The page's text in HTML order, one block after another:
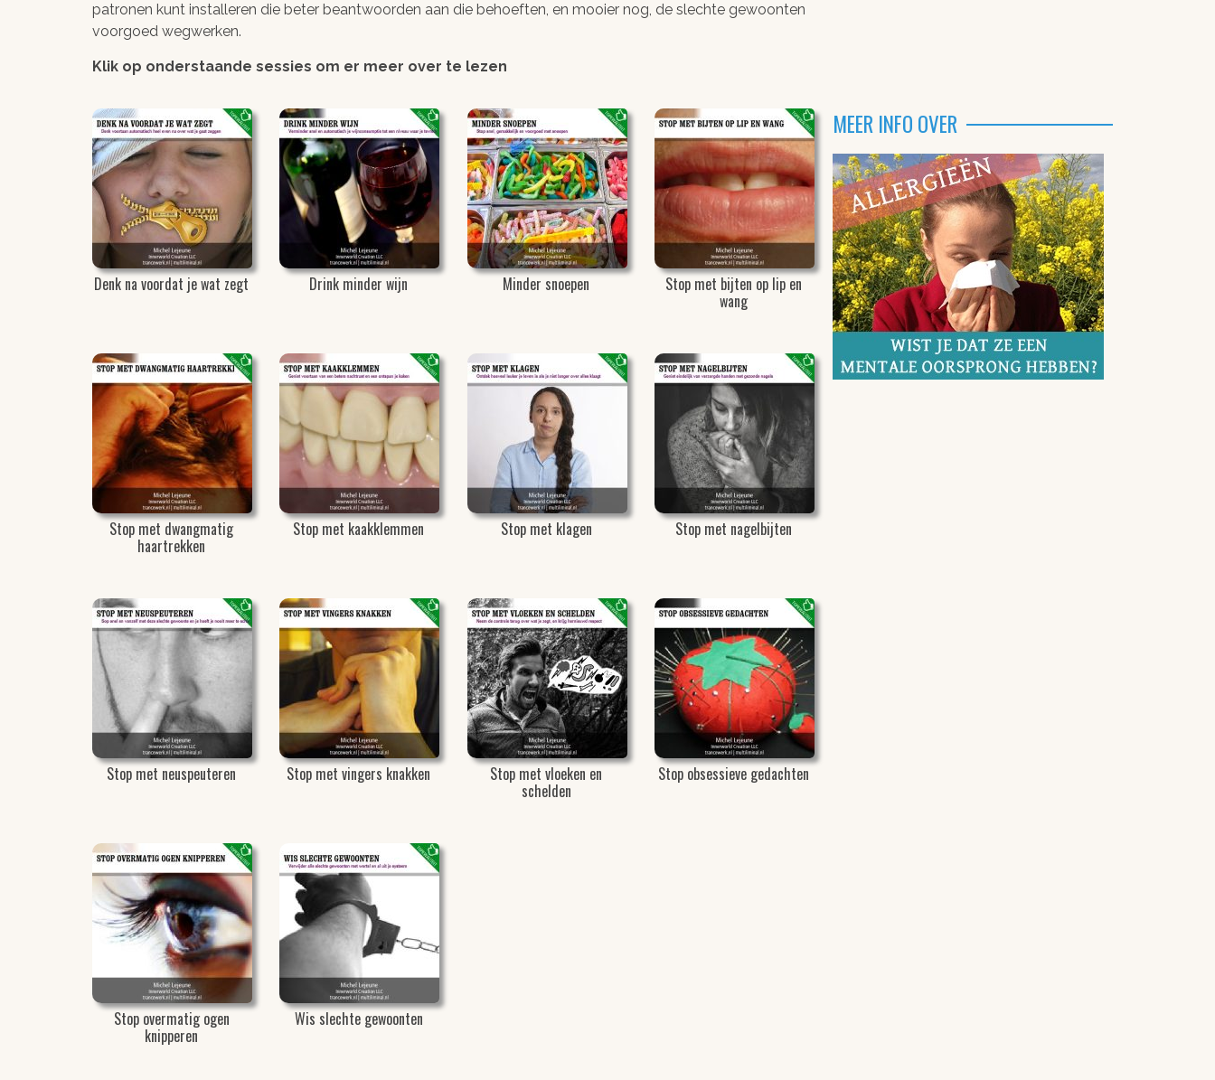
patronen kunt installeren die beter beantwoorden aan die behoeften, en mooier nog, de slechte gewoonten
voorgoed wegwerken.
Klik op onderstaande sessies om er meer over te lezen
Denk na voordat je wat zegt Drink minder wijn Minder snoepen Stop met bijten op lip en
wang
Stop met dwangmatig
haartrekken
Stop met kaakklemmen Stop met klagen Stop met nagelbijten
Stop met neuspeuteren Stop met vingers knakken Stop met vloeken en
schelden
Stop obsessieve gedachten
Stop overmatig ogen
knipperen
Wis slechte gewoonten
MEER INFO OVER